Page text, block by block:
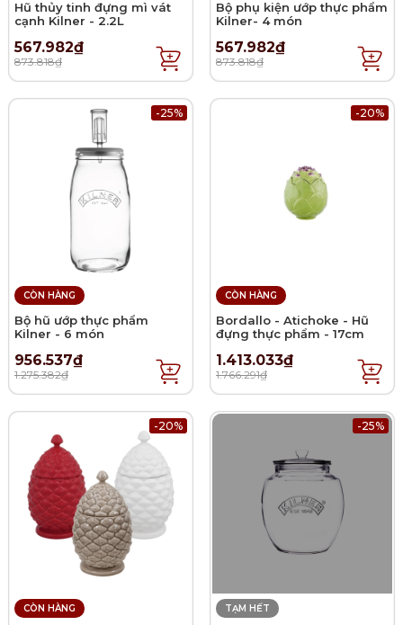
Hũ thủy tinh đựng mì vát
cạnh Kilner - 2.2L
567.982₫
873.818₫
Bộ phụ kiện ướp thực phẩm
Kilner- 4 món
567.982₫
873.818₫
-25%
CÒN HÀNG
Bộ hũ ướp thực phẩm
Kilner - 6 món
956.537₫
1.275.382₫
-20%
CÒN HÀNG
Bordallo - Atichoke - Hũ
đựng thực phẩm - 17cm
1.413.033₫
1.766.291₫
-20%
CÒN HÀNG
-25%
TẠM HẾT